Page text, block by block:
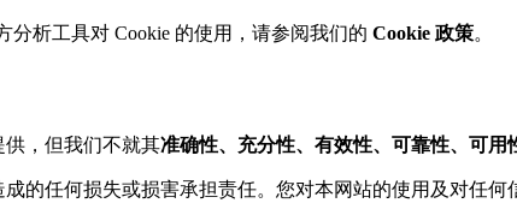
析工具对 Cookie 的使用，请参阅我们的 Cookie 政策。
，但我们不就其准确性、充分性、有效性、可靠性、可用
的任何损失或损害承担责任。您对本网站的使用及对任何